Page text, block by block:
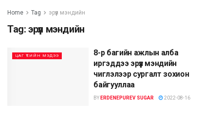
Home Tag эрүүл мэндийн
Tag: эрүүл мэндийн
ЦАГ ҮЕИЙН МЭДЭЭ
8-р багийн ажлын алба
иргэддээ эрүүл мэндийн
чиглэлээр сургалт зохион
байгууллаа
BY ERDENEPUREV SUGAR 2022-08-16